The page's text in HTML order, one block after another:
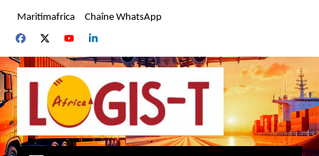
contenu
Maritimafrica Chaîne WhatsApp